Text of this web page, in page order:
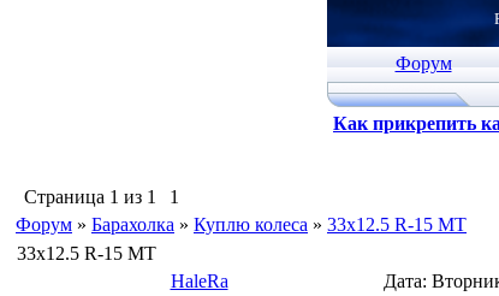
Форум
Как прикрепить
Страница 1 из 1
1
Форум » Барахолка » Куплю колеса » 33х12.5 R-15 MT
33х12.5 R-15 MT
HaleRa
Дата: